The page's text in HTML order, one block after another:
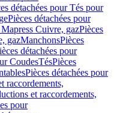
détachées pour Tés pour
Pièces détachées pour
Cuivre, gazPièces
gazManchonsPièces
détachées pour
CoudesTésPièces
Pièces détachées pour
raccordements,
et raccordements,
pour